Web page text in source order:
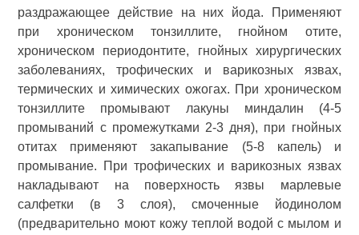
раздражающее действие на них йода. Применяют
при хроническом тонзиллите, гнойном отите,
хроническом периодонтите, гнойных хирургических
заболеваниях, трофических и варикозных язвах,
термических и химических ожогах. При хроническом
тонзиллите промывают лакуны миндалин (4-5
промываний с промежутками 2-3 дня), при гнойных
отитах применяют закапывание (5-8 капель) и
промывание. При трофических и варикозных язвах
накладывают на поверхность язвы марлевые
салфетки (в 3 слоя), смоченные йодинолом
(предварительно моют кожу теплой водой с мылом и